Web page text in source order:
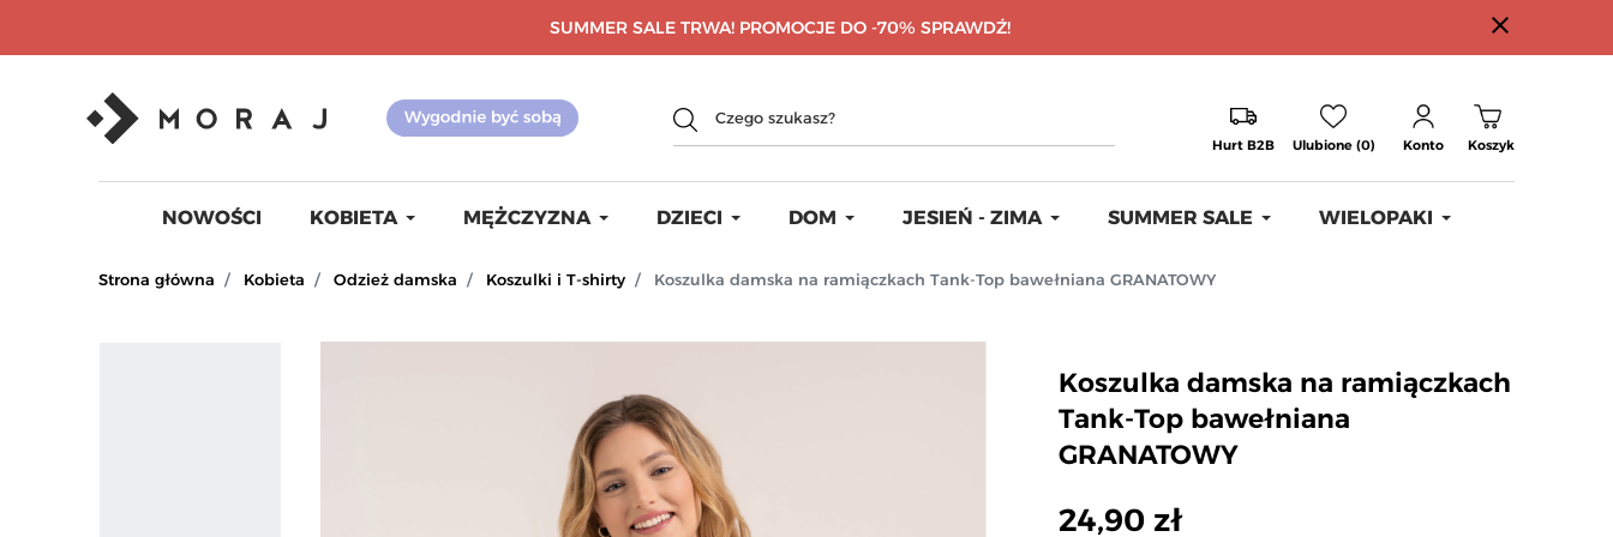
SUMMER SALE TRWA! PROMOCJE DO -70% SPRAWDŹ! close
Hurt B2B Ulubione (0) Konto Koszyk
NOWOŚCI KOBIETA MĘŻCZYZNA DZIECI DOM JESIEŃ - ZIMA SUMMER SALE WIELOPAKI
Strona główna Kobieta Odzież damska Koszulki i T-shirty Koszulka damska na ramiączkach Tank-Top bawełniana GRANATOWY
Koszulka damska na ramiączkach
Tank-Top bawełniana
GRANATOWY
24,90 zł